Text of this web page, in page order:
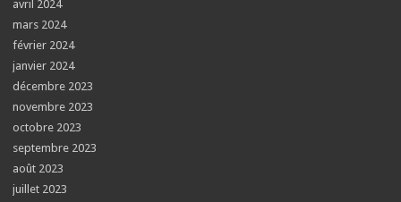
avril 2024
mars 2024
février 2024
janvier 2024
décembre 2023
novembre 2023
octobre 2023
septembre 2023
août 2023
juillet 2023